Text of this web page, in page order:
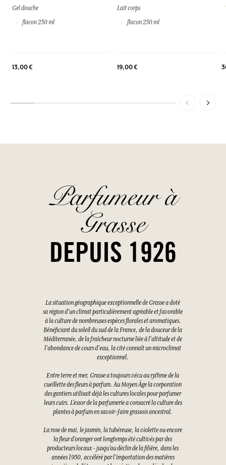
Gel douche
flacon 250 ml
13,00 €
Lait corps
flacon 250 ml
19,00 €
Parfumeur à
Grasse
DEPUIS 1926
La situation géographique exceptionnelle de Grasse a doté
sa région d'un climat particulièrement agréable et favorable
à la culture de nombreuses espèces florales et aromatiques.
Bénéficiant du soleil du sud de la France, de la douceur de la
Méditerranée, de la fraîcheur nocturne liée à l'altitude et de
l'abondance de cours d'eau, la cité connaît un microclimat
exceptionnel.
Entre terre et mer, Grasse a toujours vécu au rythme de la
cueillette des fleurs à parfum. Au Moyen Âge la corporation
des gantiers utilisait déjà les cultures locales pour parfumer
leurs cuirs. L’essor de la parfumerie a consacré la culture des
plantes à parfum en savoir-faire grassois ancestral.
La rose de mai, le jasmin, la tubéreuse, la violette ou encore
la fleur d’oranger ont longtemps été cultivés par des
producteurs locaux - jusqu’au déclin de la filière, dans les
années 1950, accéléré par l’importation des matières